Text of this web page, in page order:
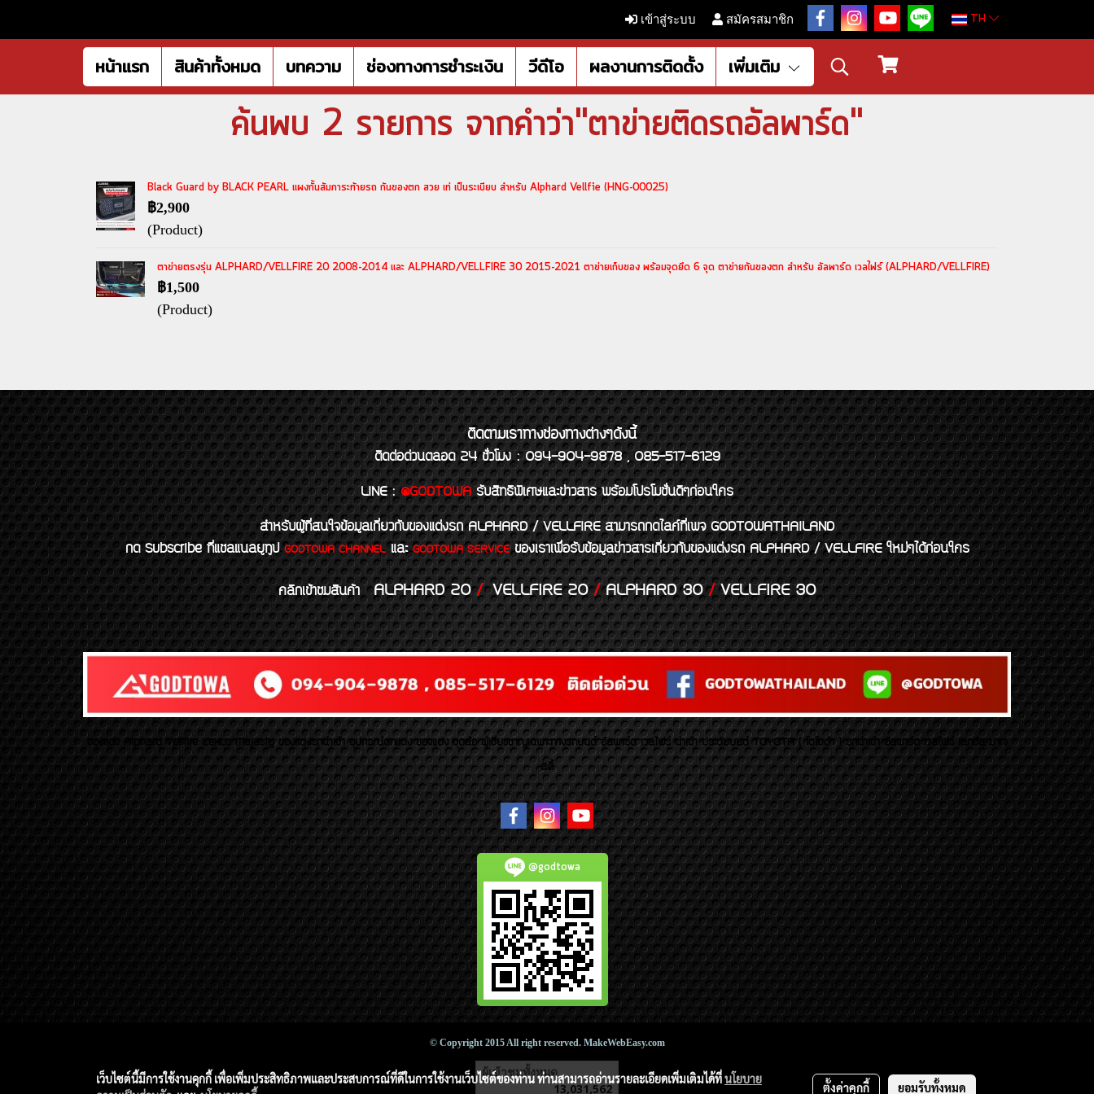
เข้าสู่ระบบ สมัครสมาชิก TH
หน้าแรก สินค้าทั้งหมด บทความ ช่องทางการชำระเงิน วีดีโอ ผลงานการติดตั้ง เพิ่มเติม
ค้นพบ 2 รายการ จากคำว่า"ตาข่ายติดรถอัลพาร์ด"
Black Guard by BLACK PEARL แผงกั้นสัมภาระท้ายรถ กันของตก สวย เท่ เป็นระเบียบ สำหรับ Alphard Vellfie (HNG-00025)
฿2,900
(Product)
ตาข่ายตรงรุ่น ALPHARD/VELLFIRE 20 2008-2014 และ ALPHARD/VELLFIRE 30 2015-2021 ตาข่ายเก็บของ พร้อมจุดยึด 6 จุด ตาข่ายกันของตก สำหรับ อัลพาร์ด เวลไฟร์ (ALPHARD/VELLFIRE)
฿1,500
(Product)
ติดตามเราทางช่องทางต่างๆดังนี้
ติดต่อด่วนตลอด 24 ชั่วโมง : 094-904-9878 , 085-517-6129
LINE : @GODTOWA รับสิทธิพิเศษและข่าวสาร พร้อมโปรโมชั่นดีๆก่อนใคร
สำหรับผู้ที่สนใจข้อมูลเกี่ยวกับของแต่งรถ ALPHARD / VELLFIRE สามารถกดไลค์ที่เพจ GODTOWATHAILAND
กด Subscribe ที่แชลแนลยูทูปGODTOWA CHANNELและGODTOWA SERVICEของเราเพื่อรับข้อมูลข่าวสารเกี่ยวกับของแต่งรถ ALPHARD / VELLFIRE ใหม่ๆได้ก่อนใคร
คลิกเข้าชมสินค้า ALPHARD 20/VELLFIRE 20/ALPHARD 30/VELLFIRE 30
ของเเต่ง Alphard Vellfire Lexus Majesty ของเเต่งรถนำเข้า อุปกรณ์ตกแต่ง ของแต่ง ชุดล้อ ผู้เชี่ยวชาญเฉพาะทางรถยนต์ อัลพาร์ด เวลไฟร์ นำเข้า ประดับยนต์ TOYOTA ( โตโยต้า ) รถนำเข้า อัลพาร์ด เวลไฟร์ เลกซัส มาเจ
สตี้
@godtowa
© Copyright 2015 All right reserved. MakeWebEasy.com
ผู้เข้าชมวันนี้ 1
เว็บไซต์นี้มีการใช้งานคุกกี้ เพื่อเพิ่มประสิทธิภาพและประสบการณ์ที่ดีในการใช้งานเว็บไซต์ของท่าน ท่านสามารถอ่านรายละเอียดเพิ่มเติมได้ที่นโยบาย
ตั้งค่าคุกกี้ ยอมรับทั้งหมด